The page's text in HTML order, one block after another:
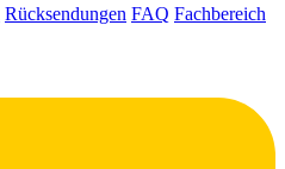
Rücksendungen FAQ Fachbereich